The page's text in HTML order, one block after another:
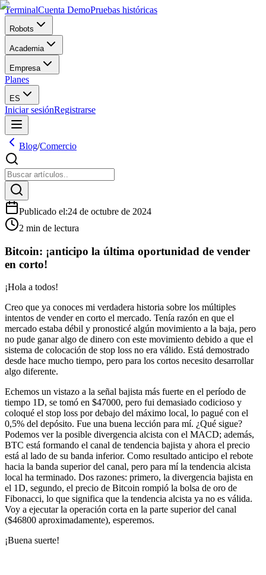
TerminalCuenta DemoPruebas históricas
Robots
Academia
Empresa
Planes
ES
Iniciar sesiónRegistrarse
Blog/Comercio
Publicado el:24 de octubre de 2024
2 min de lectura
Bitcoin: ¡anticipo la última oportunidad de vender
en corto!
¡Hola a todos!
Creo que ya conoces mi verdadera historia sobre los múltiples
intentos de vender en corto el mercado. Tenía razón en que el
mercado estaba débil y pronosticé algún movimiento a la baja, pero
no pude ganar algo de dinero con este movimiento debido a que el
sistema de colocación de stop loss no era válido. Está demostrado
desde hace mucho tiempo, pero para los cortos necesito desarrollar
algo diferente.
Echemos un vistazo a la señal bajista más fuerte en el período de
tiempo 1D, se tomó en $47000, pero fui demasiado codicioso y
coloqué el stop loss por debajo del máximo local, lo pagué con el
0,5% del depósito. Fue una buena lección para mí. ¿Qué sigue?
Podemos ver la posible divergencia alcista con el MACD; además,
BTC está formando el canal de tendencia bajista y ahora el precio
está al lado de su banda inferior. Como resultado anticipo el rebote
hacia la banda superior del canal, pero para mí la tendencia alcista
local ha terminado. Dos razones: primero, la divergencia bajista en
el 1D, segundo, el precio de Bitcoin rompió la bolsa de oro de
Fibonacci, lo que significa que la tendencia alcista ya no es válida.
Voy a ejecutar la operación corta en la parte superior del canal
($46800 aproximadamente), esperemos.
¡Buena suerte!